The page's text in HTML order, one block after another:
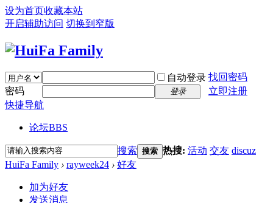
设为首页收藏本站
开启辅助访问 切换到窄版
自动登录 找回密码
密码
登录
立即注册
快捷导航
论坛BBS
搜索 搜索 热搜: 活动 交友 discuz
HuiFa Family › rayweek24 › 好友
加为好友
发送消息